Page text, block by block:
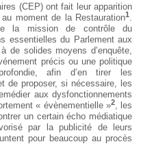
(CEP) ont fait leur apparition
moment de la Restauration1
la mission de contrôle du
essentielles du Parlement aux
de solides moyens d’enquête,
précis ou une politique
afin d’en tirer les
de proposer, si nécessaire, les
aux dysfonctionnements
« évènementielle »2, les
un certain écho médiatique
par la publicité de leurs
pour beaucoup au procès